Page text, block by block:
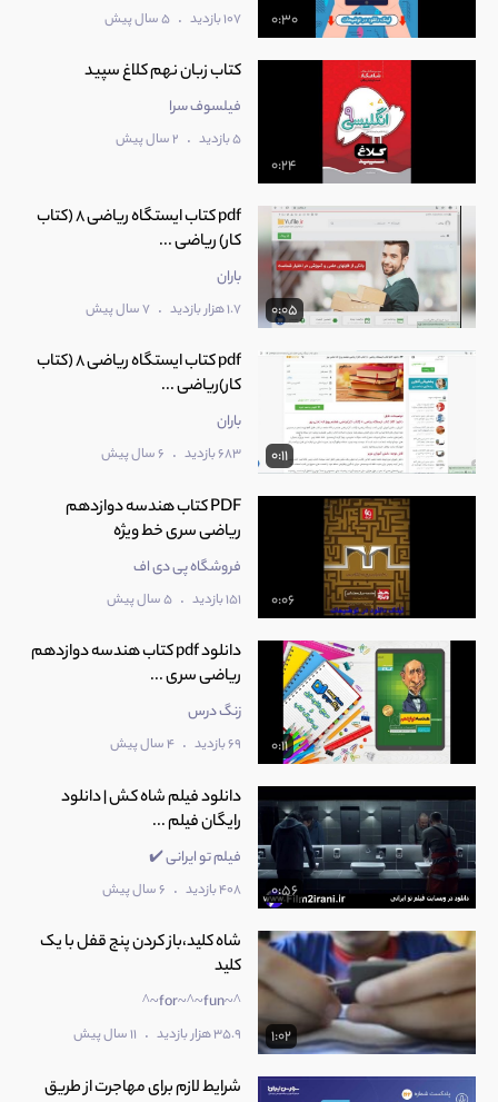
0:30 107 بازدید . 5 سال پیش
0:24
کتاب زبان نهم کلاغ سپید
فیلسوف سرا
5 بازدید . 2 سال پیش
0:05
pdf کتاب ایستگاه ریاضی 8 (کتاب
کار) ریاضی ...
باران
1.7 هزار بازدید . 7 سال پیش
0:11
pdf کتاب ایستگاه ریاضی 8 (کتاب
کار)ریاضی ...
باران
683 بازدید . 6 سال پیش
0:06
PDF کتاب هندسه دوازدهم
ریاضی سری خط ویژه
فروشگاه پی دی اف
151 بازدید . 5 سال پیش
0:11
دانلود pdf کتاب هندسه دوازدهم
ریاضی سری ...
زنگ درس
69 بازدید . 4 سال پیش
0:56
دانلود فیلم شاه کش | دانلود
رایگان فیلم ...
فیلم تو ایرانی ✔️
408 بازدید . 6 سال پیش
1:02
شاه کلید،باز کردن پنج قفل با یک
کلید
^~for~^~fun~^
35.9 هزار بازدید . 11 سال پیش
شرایط لازم برای مهاجرت از طریق